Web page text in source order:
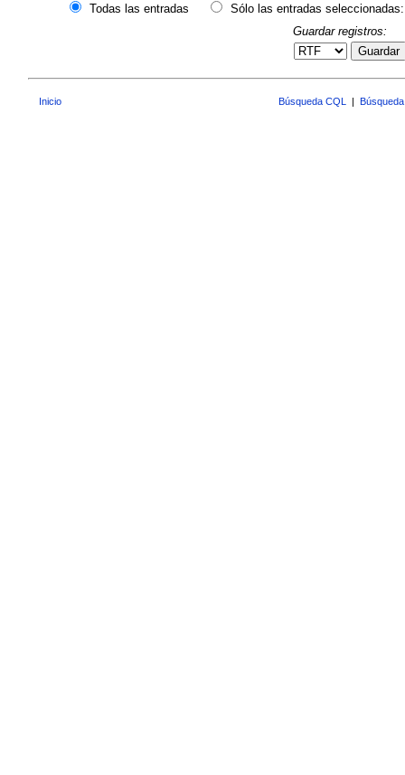
Todas las entradas
Sólo las entradas seleccionadas:
Guardar registros:
Guardar
Inicio Búsqueda CQL